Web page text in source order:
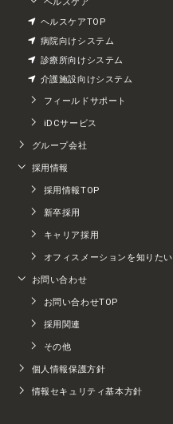
ヘルスケア
ヘルスケアTOP
病院向けシステム
診療所向けシステム
介護施設向けシステム
フィールドサポート
iDCサービス
グループ会社
採用情報
採用情報TOP
新卒採用
キャリア採用
オフィスメーションを知りたい
お問い合わせ
お問い合わせTOP
採用関連
その他
個人情報保護方針
情報セキュリティ基本方針